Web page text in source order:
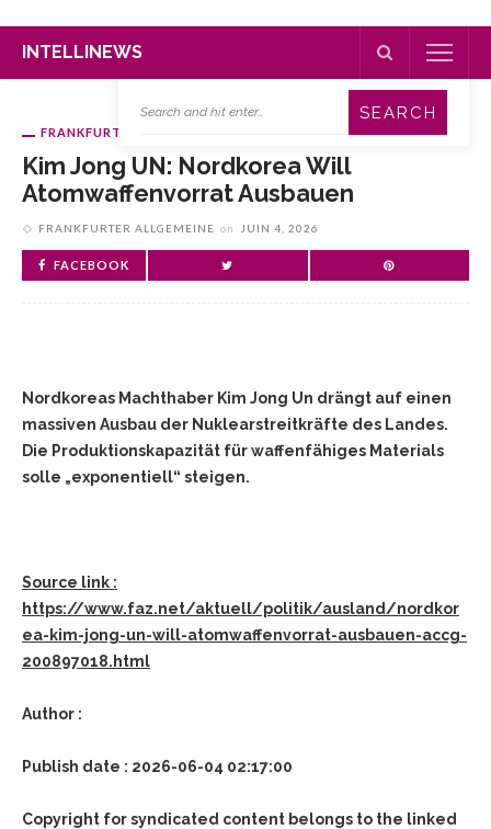
INTELLINEWS
FRANKFURTER ALLGEMEINE
Kim Jong UN: Nordkorea Will
Atomwaffenvorrat Ausbauen
FRANKFURTER ALLGEMEINE on JUIN 4, 2026
FACEBOOK
Nordkoreas Machthaber Kim Jong Un drängt auf einen
massiven Ausbau der Nuklearstreitkräfte des Landes.
Die Produktionskapazität für waffenfähiges Materials
solle „exponentiell“ steigen.
Source link :
https://www.faz.net/aktuell/politik/ausland/nordkor
ea-kim-jong-un-will-atomwaffenvorrat-ausbauen-accg-
200897018.html
Author :
Publish date : 2026-06-04 02:17:00
Copyright for syndicated content belongs to the linked